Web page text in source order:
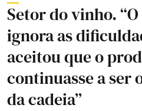
Setor do vinho.
ignora as
aceitou que o
continuasse a ser
da cadeia”